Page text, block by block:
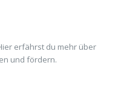
erfährst du mehr über
und fördern.